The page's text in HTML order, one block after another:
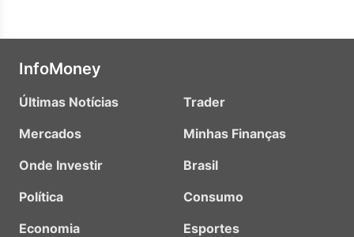
InfoMoney
Últimas Notícias
Mercados
Onde Investir
Política
Economia
Trader
Minhas Finanças
Brasil
Consumo
Esportes